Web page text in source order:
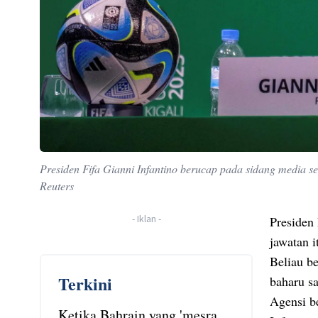
Presiden Fifa Gianni Infantino berucap pada sidang media
Reuters
- Iklan -
Terkini
jawatan
Beliau
baharu
Agensi